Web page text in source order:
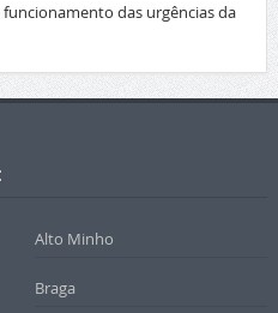
das urgências da
Alto Minho
Braga